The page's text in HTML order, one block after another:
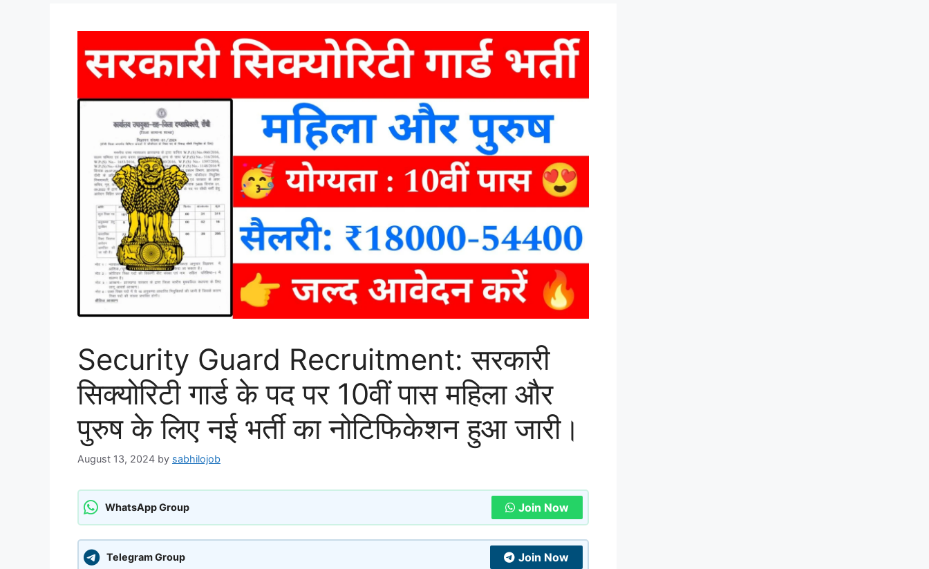
Security Guard Recruitment: सरकारी
सिक्योरिटी गार्ड के पद पर 10वीं पास महिला और
पुरुष के लिए नई भर्ती का नोटिफिकेशन हुआ जारी।
August 13, 2024 by sabhilojob
WhatsApp Group Join Now
Telegram Group Join Now